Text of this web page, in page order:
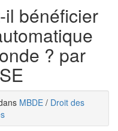
bénéficier
? par
MBDE / Droit des